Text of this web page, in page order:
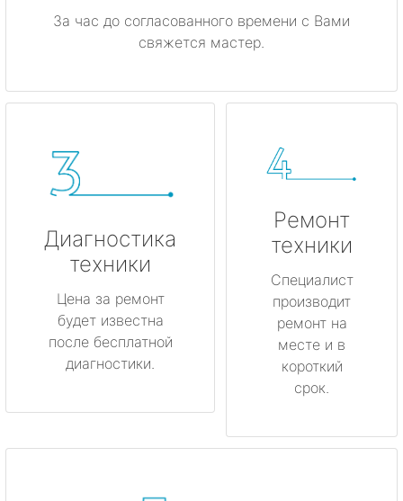
За час до согласованного времени с Вами
свяжется мастер.
Диагностика
техники
Цена за ремонт
будет известна
после бесплатной
диагностики.
Ремонт
техники
Специалист
производит
ремонт на
месте и в
короткий
срок.